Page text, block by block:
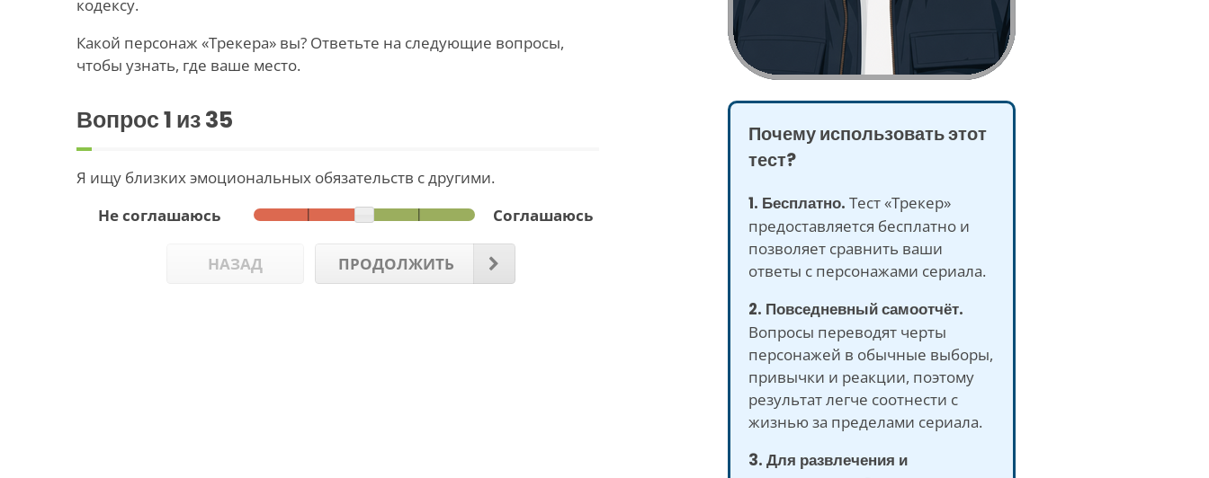
кодексу.
Какой персонаж «Трекера» вы? Ответьте на следующие вопросы,
чтобы узнать, где ваше место.
Вопрос1 из 35
Я ищу близких эмоциональных обязательств с другими.
Не соглашаюсь
Соглашаюсь
НАЗАД ПРОДОЛЖИТЬ
Почему использовать этот
тест?
1. Бесплатно. Тест «Трекер»
предоставляется бесплатно и
позволяет сравнить ваши
ответы с персонажами сериала.
2. Повседневный самоотчёт.
Вопросы переводят черты
персонажей в обычные выборы,
привычки и реакции, поэтому
результат легче соотнести с
жизнью за пределами сериала.
3. Для развлечения и